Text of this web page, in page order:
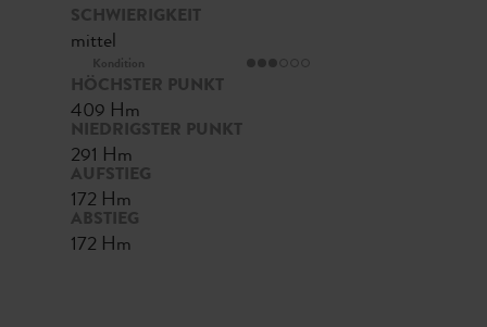
SCHWIERIGKEIT
mittel
Kondition
HÖCHSTER PUNKT
409 Hm
NIEDRIGSTER PUNKT
291 Hm
AUFSTIEG
172 Hm
ABSTIEG
172 Hm